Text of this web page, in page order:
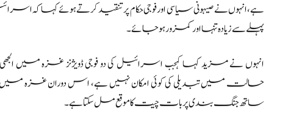
ہے،انہوں نے صیہونی سیاسی اور فوجی حکام پر تنقید کرتے ہوئے
پہلے سے زیادہ تنہا اور کمزور ہو جائے۔
انہوں نے مزید کہا کہجب اسرائیل کی دو فوجی ڈویژنز غزہ میں
حالت میں تبدیلی کی کوئی امکان نہیں ہے، اس دوران غزہ
ساتھ جنگ بندی پر بات چیت کا موقع مل سکتا ہے۔